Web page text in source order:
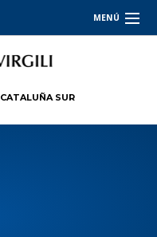
MENÚ
CATALUÑA SUR